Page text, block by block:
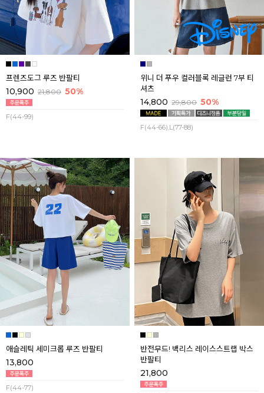
프렌즈도그 루즈 반팔티
10,900 21,800 50%
F(44-99)
위니 더 푸우 컬러블록 레글런 7부 티
셔츠
14,800 29,800 50%
F(44-66),L(77-88)
애슬레틱 세미크롭 루즈 반팔티
13,800
F(44-77)
반전무드! 백리스 레이스스트랩 박스
반팔티
21,800